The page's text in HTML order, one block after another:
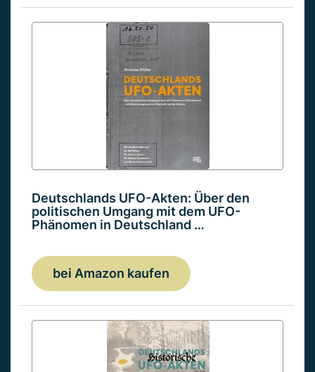
Deutschlands UFO-Akten: Über den
politischen Umgang mit dem UFO-
Phänomen in Deutschland …
bei Amazon kaufen